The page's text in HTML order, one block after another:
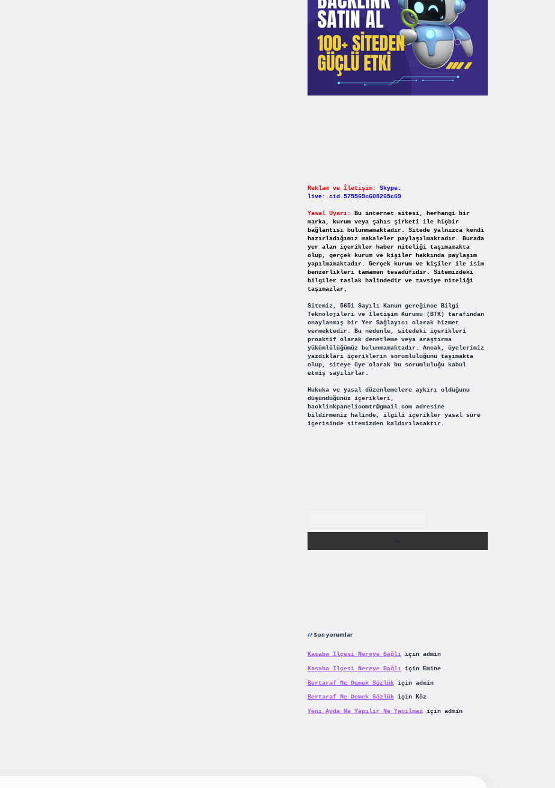
Reklam ve İletişim:
Skype:
live:.cid.575569c608265c69
Yasal Uyarı:
Bu internet sitesi, herhangi bir
marka, kurum veya şahıs şirketi ile hiçbir
bağlantısı bulunmamaktadır. Sitede yalnızca kendi
hazırladığımız makaleler paylaşılmaktadır. Burada
yer alan içerikler haber niteliği taşımamakta
olup, gerçek kurum ve kişiler hakkında paylaşım
yapılmamaktadır. Gerçek kurum ve kişiler ile isim
benzerlikleri tamamen tesadüfidir. Sitemizdeki
bilgiler taslak halindedir ve tavsiye niteliği
taşımazlar.
Sitemiz, 5651 Sayılı Kanun gereğince Bilgi
Teknolojileri ve İletişim Kurumu (BTK) tarafından
onaylanmış bir Yer Sağlayıcı olarak hizmet
vermektedir. Bu nedenle, sitedeki içerikleri
proaktif olarak denetleme veya araştırma
yükümlülüğümüz bulunmamaktadır. Ancak, üyelerimiz
yazdıkları içeriklerin sorumluluğunu taşımakta
olup, siteye üye olarak bu sorumluluğu kabul
etmiş sayılırlar.
Hukuka ve yasal düzenlemelere aykırı olduğunu
düşündüğünüz içerikleri,
backlinkpanelicomtr@gmail.comadresine
bildirmeniz halinde, ilgili içerikler yasal süre
içerisinde sitemizden kaldırılacaktır.
Son yorumlar
Kasaba Ilçesi Nereye Bağlıiçin admin
Kasaba Ilçesi Nereye Bağlıiçin Emine
Bertaraf Ne Demek Sözlükiçin admin
Bertaraf Ne Demek Sözlükiçin Köz
Yeni Ayda Ne Yapılır Ne Yapılmaziçin admin